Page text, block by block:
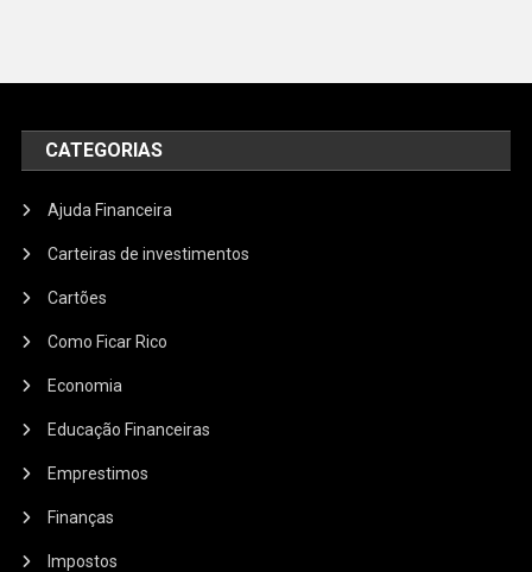
CATEGORIAS
Ajuda Financeira
Carteiras de investimentos
Cartões
Como Ficar Rico
Economia
Educação Financeiras
Emprestimos
Finanças
Impostos